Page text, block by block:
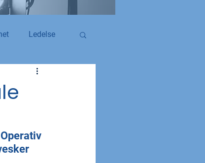
Ledelse
Operativ